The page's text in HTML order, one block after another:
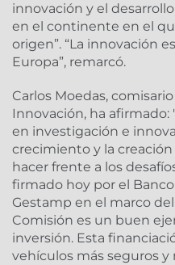
innovación y el
en el continente en el
origen”. “La innovación
Europa”, remarcó.
Carlos Moedas,
Innovación, ha
en investigación e
crecimiento y la
hacer frente a los
firmado hoy por el
Gestamp en el marco
Comisión es un buen
inversión. Esta
vehículos más seguros y